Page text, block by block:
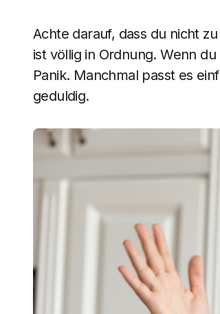
Achte darauf, dass du nicht
ist völlig in Ordnung. Wenn
Panik. Manchmal passt es
geduldig.